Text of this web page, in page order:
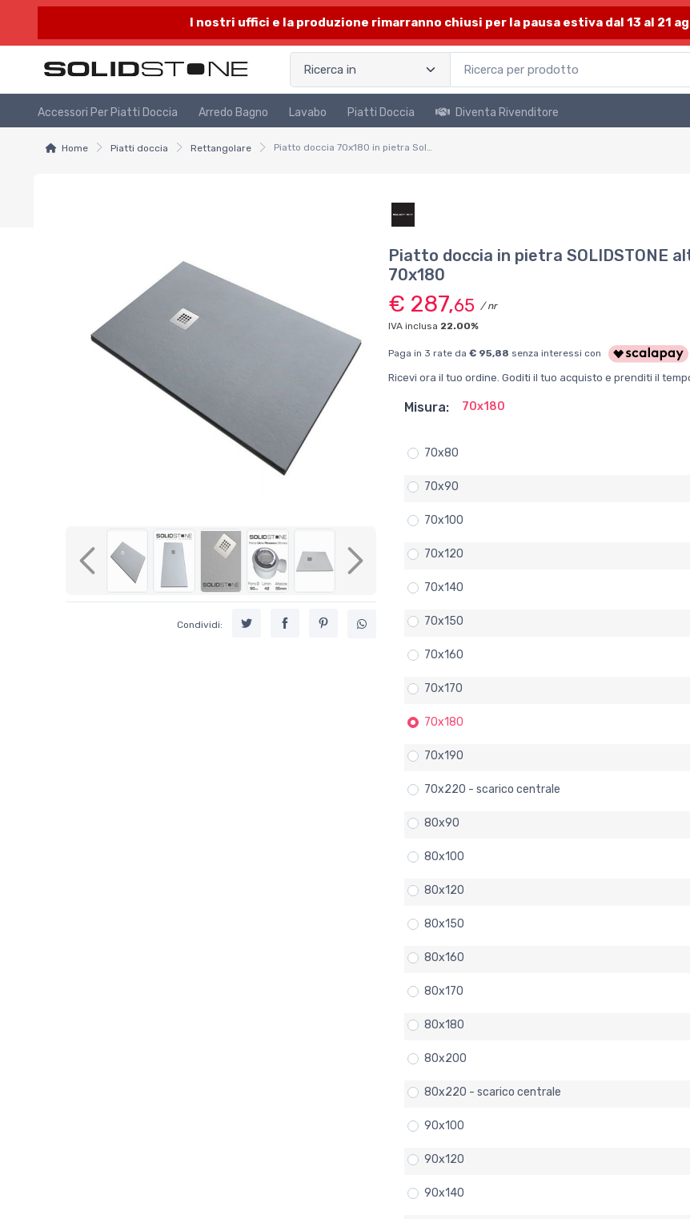
I nostri uffici e la produzione rimarranno chiusi per la pausa estiva dal 13 al 21
Accessori Per Piatti Doccia Arredo Bagno Lavabo Piatti Doccia Diventa Rivenditore
Home Piatti doccia Rettangolare Piatto doccia 70x180 in pietra SolidStone grigio cemento antiscivolo alto 2,8 cm
Previous Next
Condividi:
Piatto doccia in pietra SOLIDSTONE
70x180
€ 287,65
/ nr
IVA inclusa 22.00%
Paga in 3 rate da€ 95,88 senza interessi con
Ricevi ora il tuo ordine. Goditi il tuo acquisto e prenditi il
Misura: 70x180
70x80
70x90
70x100
70x120
70x140
70x150
70x160
70x170
70x180
70x190
70x220 - scarico centrale
80x90
80x100
80x120
80x150
80x160
80x170
80x180
80x200
80x220 - scarico centrale
90x100
90x120
90x140